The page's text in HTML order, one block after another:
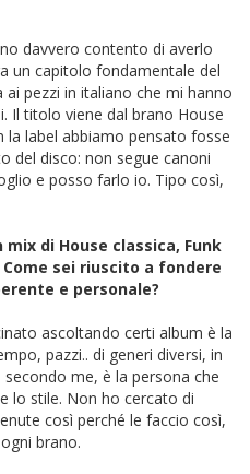
davvero contento di averlo
un capitolo fondamentale del
pezzi in italiano che mi hanno
Il titolo viene dal brano House
la label abbiamo pensato fosse
del disco: non segue canoni
e posso farlo io. Tipo così,
di House classica, Funk
sei riuscito a fondere
e personale?
ascoltando certi album è la
pazzi.. di generi diversi, in
me, è la persona che
lo stile. Non ho cercato di
così perché le faccio così,
brano.